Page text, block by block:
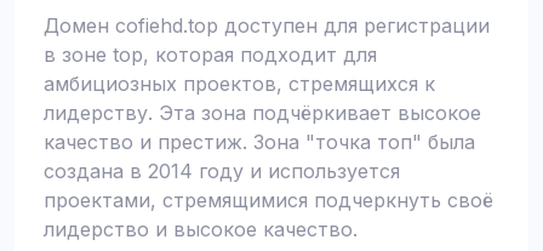
Домен cofiehd.top доступен для регистрации
в зоне top, которая подходит для
амбициозных проектов, стремящихся к
лидерству. Эта зона подчёркивает высокое
качество и престиж. Зона "точка топ" была
создана в 2014 году и используется
проектами, стремящимися подчеркнуть своё
лидерство и высокое качество.